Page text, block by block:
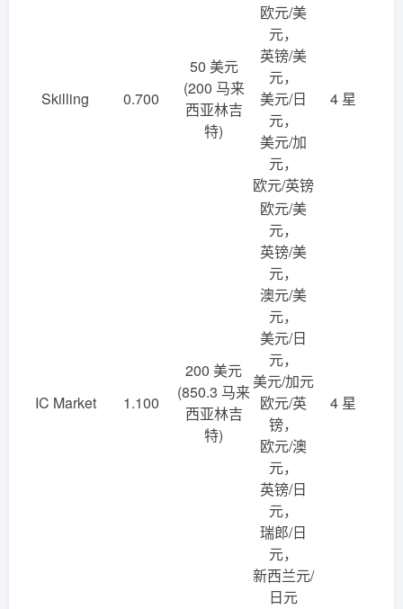
Skilling 0.700
50 美元
(200 马来
西亚林吉
特)
欧元/美
元，
英镑/美
元，
美元/日
元，
美元/加
元，
欧元/英镑
4 星
IC Market 1.100
200 美元
(850.3 马来
西亚林吉
特)
欧元/美
元，
英镑/美
元，
澳元/美
元，
美元/日
元，
美元/加元
欧元/英
镑，
欧元/澳
元，
英镑/日
元，
瑞郎/日
元，
新西兰元/
日元
4 星